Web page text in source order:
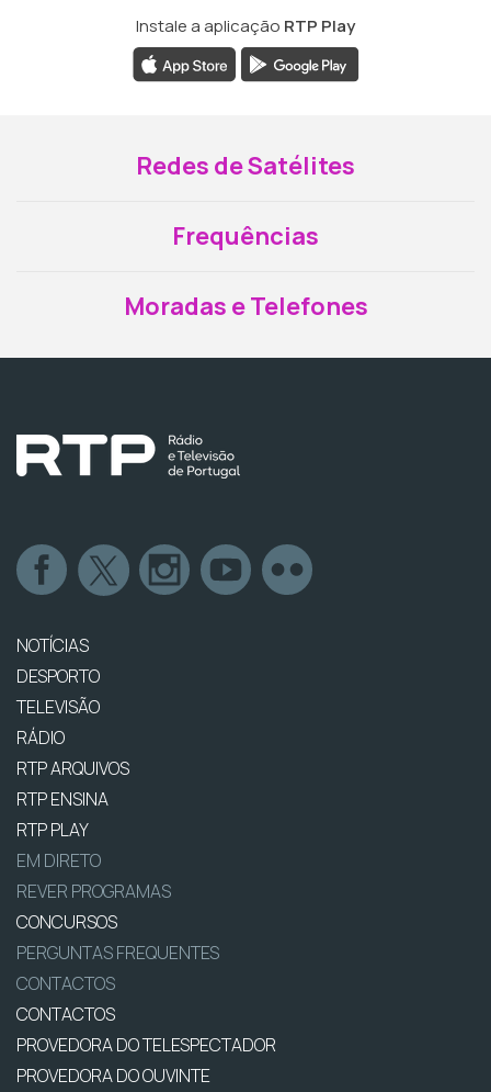
Instale a aplicação RTP Play
Redes de Satélites
Frequências
Moradas e Telefones
NOTÍCIAS
DESPORTO
TELEVISÃO
RÁDIO
RTP ARQUIVOS
RTP ENSINA
RTP PLAY
EM DIRETO
REVER PROGRAMAS
CONCURSOS
PERGUNTAS FREQUENTES
CONTACTOS
CONTACTOS
PROVEDORA DO TELESPECTADOR
PROVEDORA DO OUVINTE